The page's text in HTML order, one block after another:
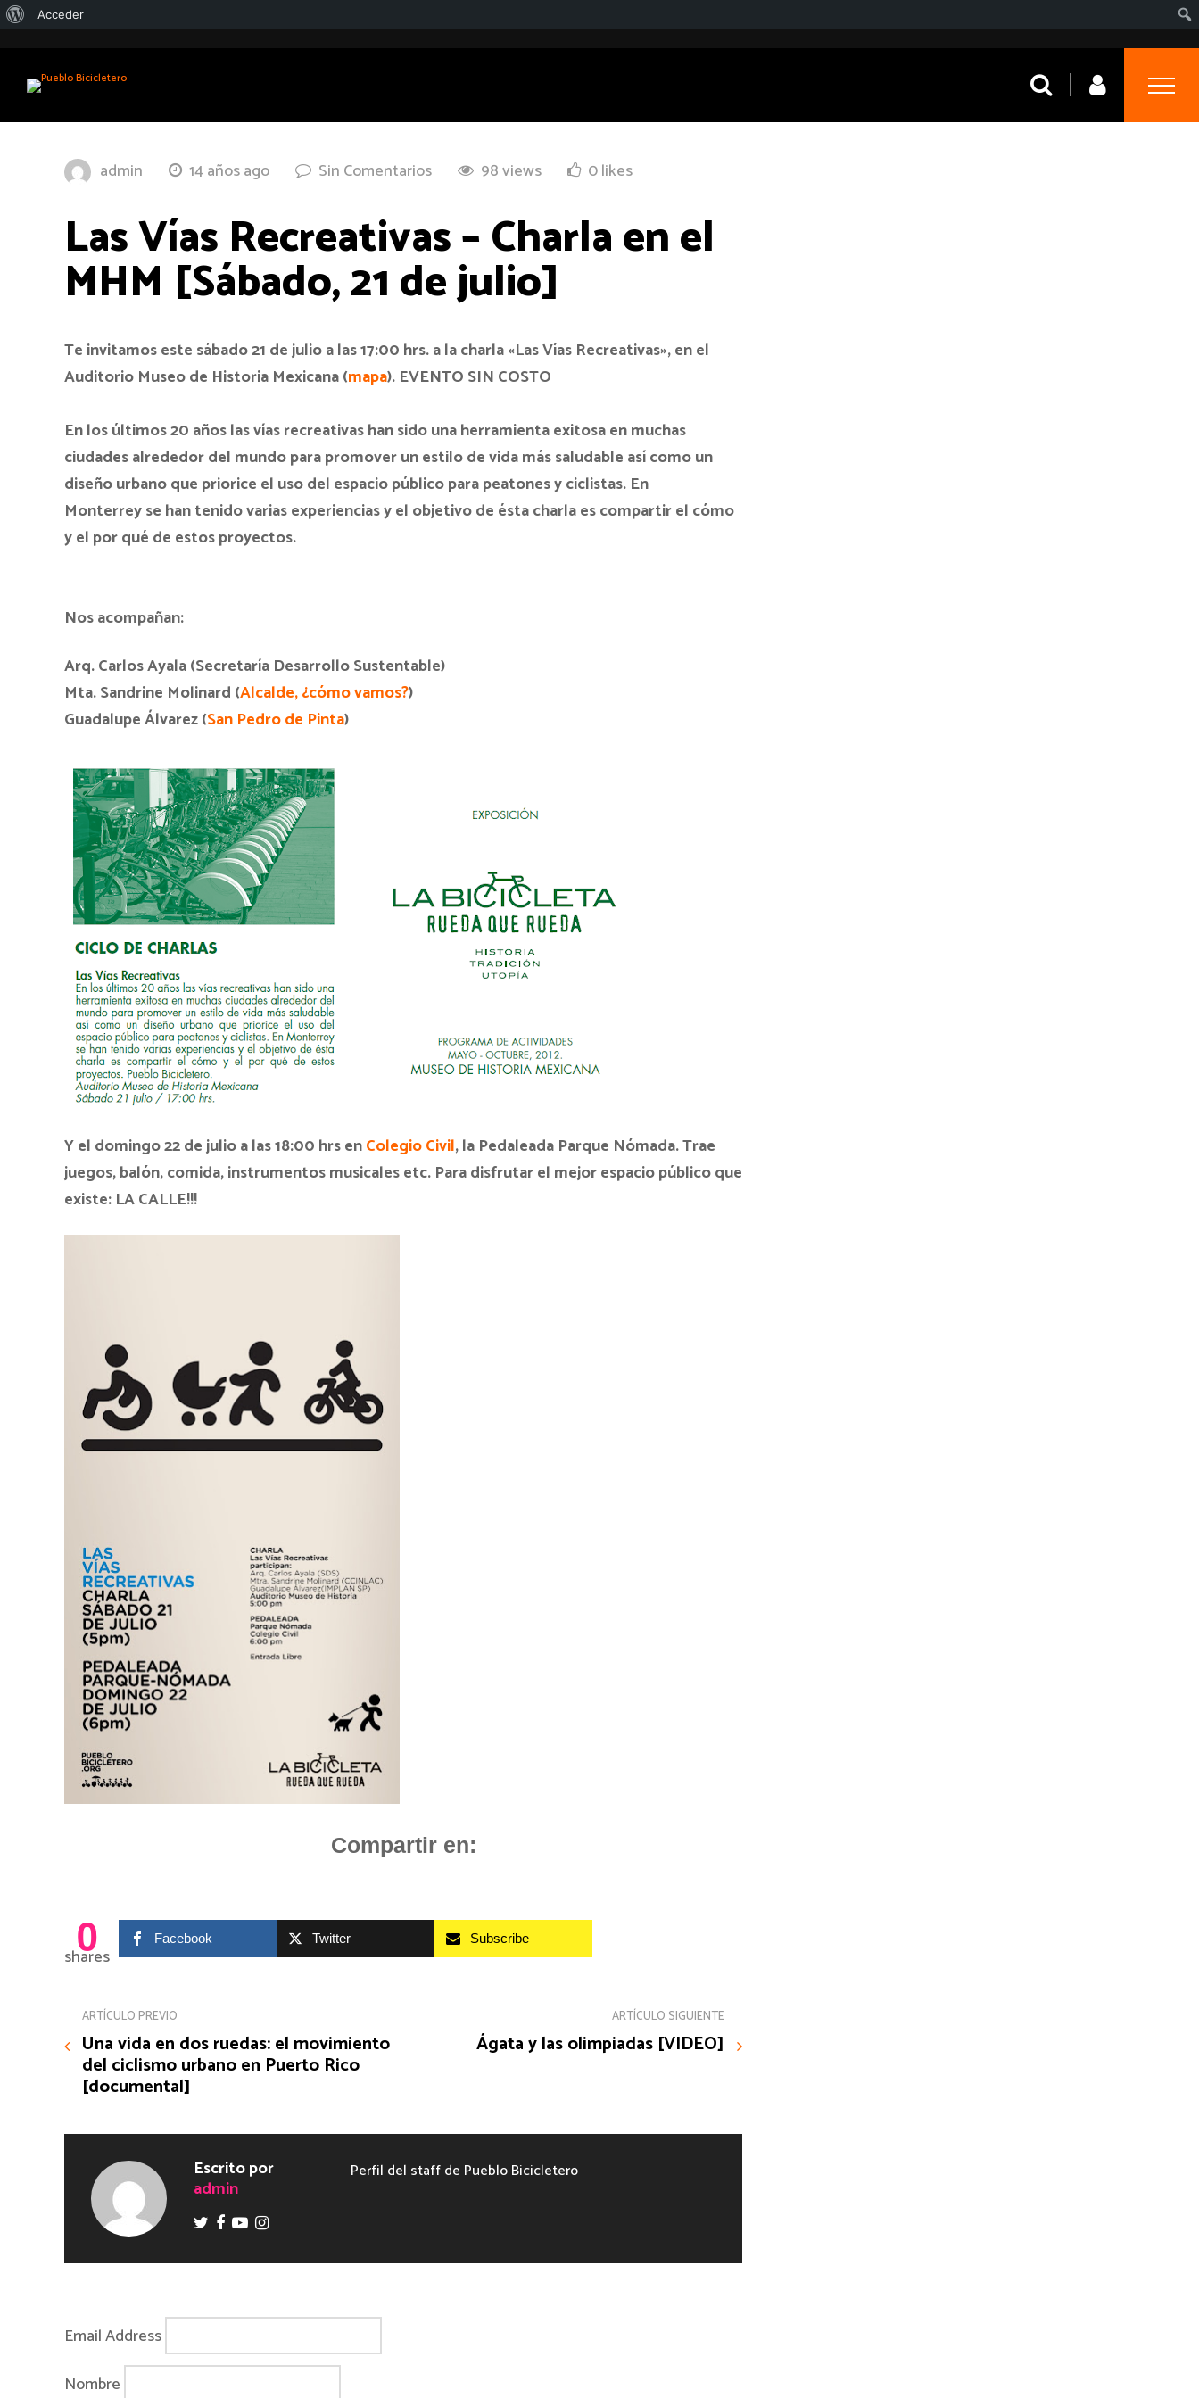
admin 14 años ago Sin Comentarios 98 views 0 likes
Las Vías Recreativas – Charla en el
MHM [Sábado, 21 de julio]
Te invitamos este sábado 21 de julio a las 17:00 hrs. a la charla «Las Vías Recreativas», en el
Auditorio Museo de Historia Mexicana (mapa). EVENTO SIN COSTO
En los últimos 20 años las vías recreativas han sido una herramienta exitosa en muchas
ciudades alrededor del mundo para promover un estilo de vida más saludable así como un
diseño urbano que priorice el uso del espacio público para peatones y ciclistas. En
Monterreyse han tenido varias experiencias y el objetivo de ésta charla es compartir el cómo
y el por qué de estos proyectos.
Nos acompañan:
Arq. Carlos Ayala (Secretaría Desarrollo Sustentable)
Mta. Sandrine Molinard (Alcalde, ¿cómo vamos?)
Guadalupe Álvarez (San Pedro de Pinta)
Y el domingo 22 de julio a las 18:00 hrs enColegio Civil, la Pedaleada Parque Nómada. Trae
juegos, balón, comida, instrumentos musicales etc. Para disfrutar el mejor espacio público que
existe: LA CALLE!!!
Compartir en:
0
shares
Facebook Twitter Subscribe
ARTÍCULO PREVIO
Una vida en dos ruedas: el movimiento
del ciclismo urbano en Puerto Rico
[documental]
ARTÍCULO SIGUIENTE
Ágata y las olimpiadas [VIDEO]
Escrito por
admin
Perfil del staff de Pueblo Bicicletero
Email Address
Nombre
Acerca
WordPress
Acceder